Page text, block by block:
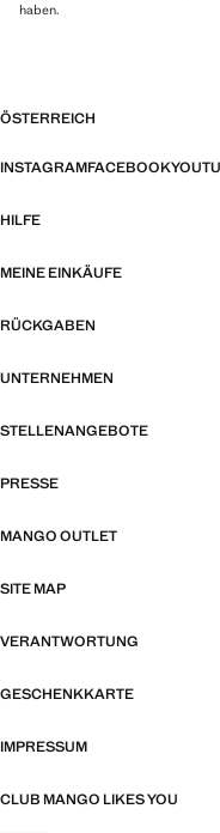
haben.
ÖSTERREICH
INSTAGRAMFACEBOOK
HILFE
MEINE EINKÄUFE
RÜCKGABEN
UNTERNEHMEN
STELLENANGEBOTE
PRESSE
MANGO OUTLET
SITE MAP
VERANTWORTUNG
GESCHENKKARTE
IMPRESSUM
CLUB MANGO LIKES YOU